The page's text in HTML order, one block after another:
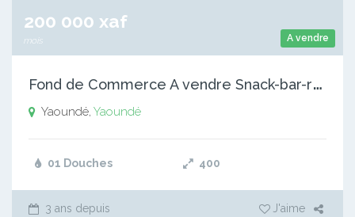
A vendre
200 000 xaf
mois
F
ond de Commerce A vendre Snack-bar-restaurant
Yaoundé, Yaoundé
01 Douches 400
3 ans depuis J'aime